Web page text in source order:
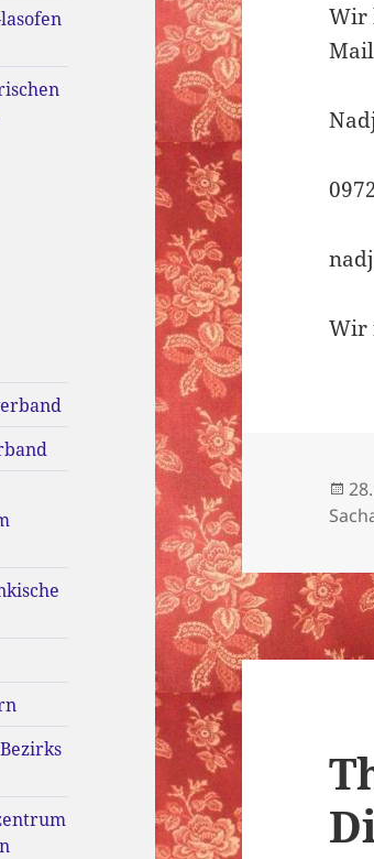
Wir
Wir
am